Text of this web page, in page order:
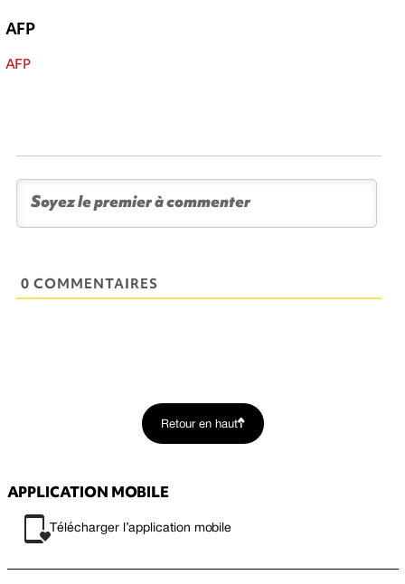
AFP
AFP
0 COMMENTAIRES
Retour en haut
APPLICATION MOBILE
Télécharger l’application mobile